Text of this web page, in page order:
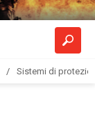
Sistemi di